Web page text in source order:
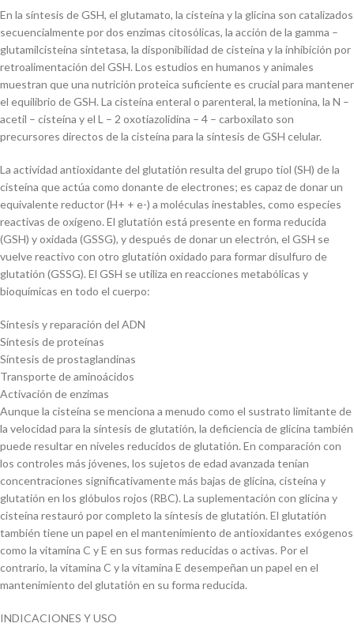
En la síntesis de GSH, el glutamato, la cisteína y la glicina son catalizados
secuencialmente por dos enzimas citosólicas, la acción de la gamma –
glutamilcisteína sintetasa, la disponibilidad de cisteína y la inhibición por
retroalimentación del GSH. Los estudios en humanos y animales
muestran que una nutrición proteica suficiente es crucial para mantener
el equilibrio de GSH. La cisteína enteral o parenteral, la metionina, la N –
acetil – cisteína y el L – 2 oxotiazolidina – 4 – carboxilato son
precursores directos de la cisteína para la síntesis de GSH celular.
La actividad antioxidante del glutatión resulta del grupo tiol (SH) de la
cisteína que actúa como donante de electrones; es capaz de donar un
equivalente reductor (H+ + e-) a moléculas inestables, como especies
reactivas de oxígeno. El glutatión está presente en forma reducida
(GSH) y oxidada (GSSG), y después de donar un electrón, el GSH se
vuelve reactivo con otro glutatión oxidado para formar disulfuro de
glutatión (GSSG). El GSH se utiliza en reacciones metabólicas y
bioquímicas en todo el cuerpo:
Síntesis y reparación del ADN
Síntesis de proteínas
Síntesis de prostaglandinas
Transporte de aminoácidos
Activación de enzimas
Aunque la cisteína se menciona a menudo como el sustrato limitante de
la velocidad para la síntesis de glutatión, la deficiencia de glicina también
puede resultar en niveles reducidos de glutatión. En comparación con
los controles más jóvenes, los sujetos de edad avanzada tenían
concentraciones significativamente más bajas de glicina, cisteína y
glutatión en los glóbulos rojos (RBC). La suplementación con glicina y
cisteína restauró por completo la síntesis de glutatión. El glutatión
también tiene un papel en el mantenimiento de antioxidantes exógenos
como la vitamina C y E en sus formas reducidas o activas. Por el
contrario, la vitamina C y la vitamina E desempeñan un papel en el
mantenimiento del glutatión en su forma reducida.
INDICACIONES Y USO